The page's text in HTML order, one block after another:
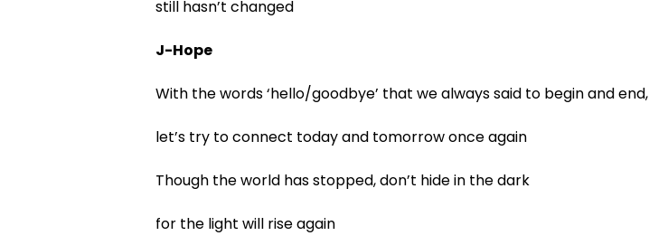
still hasn’t changed
J-Hope
With the words ‘hello/goodbye’ that we always said to begin and end,
let’s try to connect today and tomorrow once again
Though the world has stopped, don’t hide in the dark
for the light will rise again